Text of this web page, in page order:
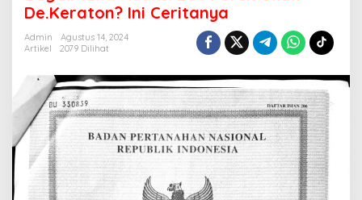
i
t
0
3
5
2
J
De.Keraton? Ini Ceritanya
Admin
Agustus 14, 2024
Artikel
2079 Dilihat